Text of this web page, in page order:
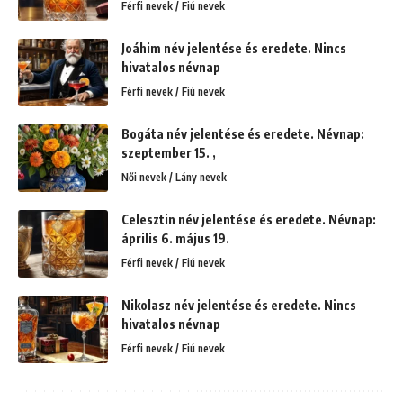
Férfi nevek / Fiú nevek
Joáhim név jelentése és eredete. Nincs
hivatalos névnap
Férfi nevek / Fiú nevek
Bogáta név jelentése és eredete. Névnap:
szeptember 15. ,
Női nevek / Lány nevek
Celesztin név jelentése és eredete. Névnap:
április 6. május 19.
Férfi nevek / Fiú nevek
Nikolasz név jelentése és eredete. Nincs
hivatalos névnap
Férfi nevek / Fiú nevek